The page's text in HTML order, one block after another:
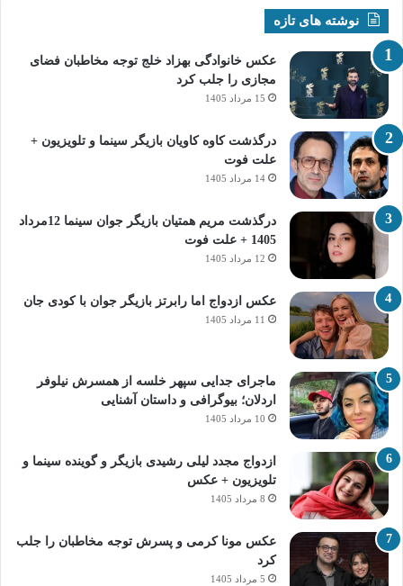
نوشته های تازه
عکس خانوادگی بهزاد خلج توجه مخاطبان فضای
مجازی را جلب کرد
15 مرداد 1405
درگذشت کاوه کاویان بازیگر سینما و تلویزیون +
علت فوت
14 مرداد 1405
درگذشت مریم همتیان بازیگر جوان سینما 12مرداد
1405 + علت فوت
12 مرداد 1405
عکس ازدواج اما رابرتز بازیگر جوان با کودی جان
11 مرداد 1405
ماجرای جدایی سپهر خلسه از همسرش نیلوفر
اردلان؛ بیوگرافی و داستان آشنایی
10 مرداد 1405
ازدواج مجدد لیلی رشیدی بازیگر و گوینده سینما و
تلویزیون + عکس
8 مرداد 1405
عکس مونا کرمی و پسرش توجه مخاطبان را جلب
کرد
5 مرداد 1405